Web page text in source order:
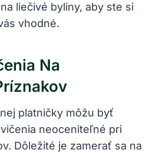
liečivé‍ byliny, aby ‌ste si
vhodné.
Na⁤
platničky môžu​ byť
neoceniteľné⁣ pri
⁤Dôležité je zamerať sa na⁤